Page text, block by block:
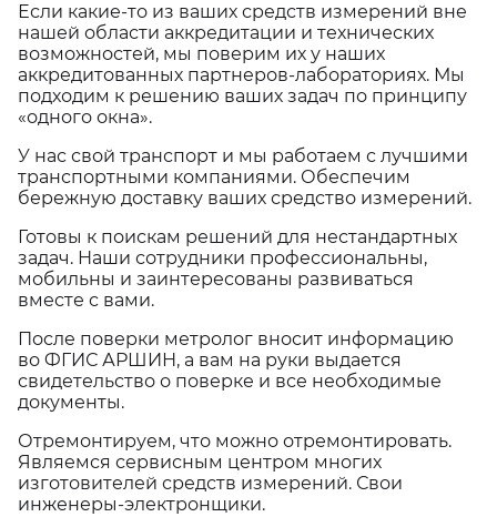
Если какие-то из ваших средств измерений вне
нашей области аккредитации и технических
возможностей, мы поверим их у наших
аккредитованных партнеров-лабораториях. Мы
подходим к решению ваших задач по принципу
«одного окна».
У нас свой транспорт и мы работаем с лучшими
транспортными компаниями. Обеспечим
бережную доставку ваших средство измерений.
Готовы к поискам решений для нестандартных
задач. Наши сотрудники профессиональны,
мобильны и заинтересованы развиваться
вместе с вами.
После поверки метролог вносит информацию
во ФГИС АРШИН, а вам на руки выдается
свидетельство о поверке и все необходимые
документы.
Отремонтируем, что можно отремонтировать.
Являемся сервисным центром многих
изготовителей средств измерений. Свои
инженеры-электронщики.